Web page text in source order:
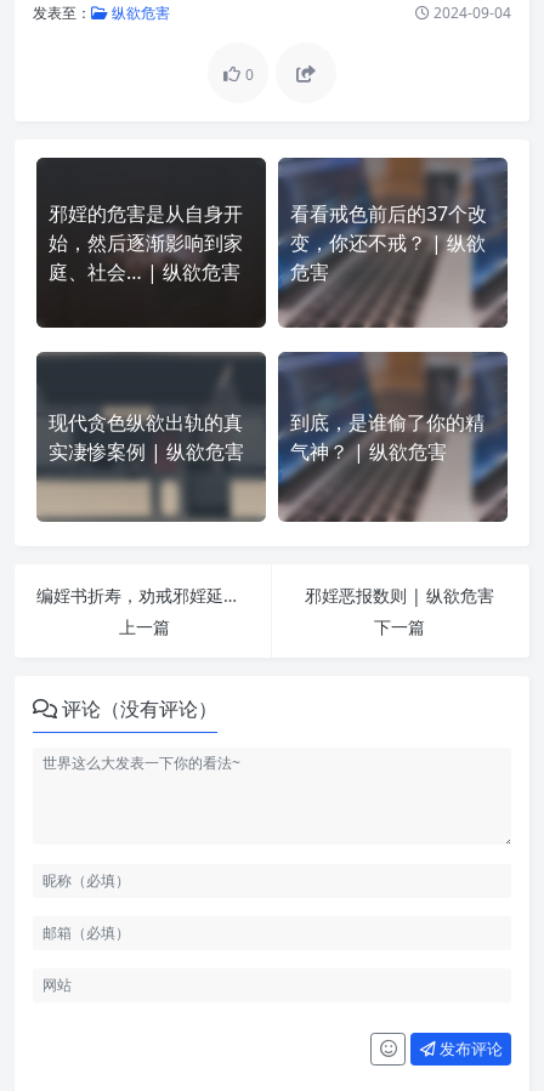
发表至： 纵欲危害 2024-09-04
0
邪婬的危害是从自身开
始，然后逐渐影响到家
庭、社会… | 纵欲危害
看看戒色前后的37个改
变，你还不戒？ | 纵欲
危害
现代贪色纵欲出轨的真
实凄惨案例 | 纵欲危害
到底，是谁偷了你的精
气神？ | 纵欲危害
编婬书折寿，劝戒邪婬延寿 | 纵欲危害
上一篇
邪婬恶报数则 | 纵欲危害
下一篇
评论（没有评论）
发布评论